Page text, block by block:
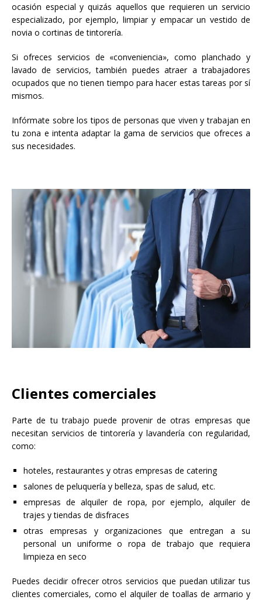
ocasión especial y quizás aquellos que requieren un servicio
especializado, por ejemplo, limpiar y empacar un vestido de
novia o cortinas de tintorería.
Si ofreces servicios de «conveniencia», como planchado y
lavado de servicios, también puedes atraer a trabajadores
ocupados que no tienen tiempo para hacer estas tareas por sí
mismos.
Infórmate sobre los tipos de personas que viven y trabajan en
tu zona e intenta adaptar la gama de servicios que ofreces a
sus necesidades.
Clientes comerciales
Parte de tu trabajo puede provenir de otras empresas que
necesitan servicios de tintorería y lavandería con regularidad,
como:
hoteles, restaurantes y otras empresas de catering
salones de peluquería y belleza, spas de salud, etc.
empresas de alquiler de ropa, por ejemplo, alquiler de
trajes y tiendas de disfraces
otras empresas y organizaciones que entregan a su
personal un uniforme o ropa de trabajo que requiera
limpieza en seco
Puedes decidir ofrecer otros servicios que puedan utilizar tus
clientes comerciales, como el alquiler de toallas de armario y